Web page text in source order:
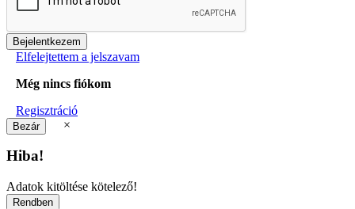
Elfelejtettem a jelszavam
Még nincs fiókom
Regisztráció
×
Hiba!
Adatok kitöltése kötelező!